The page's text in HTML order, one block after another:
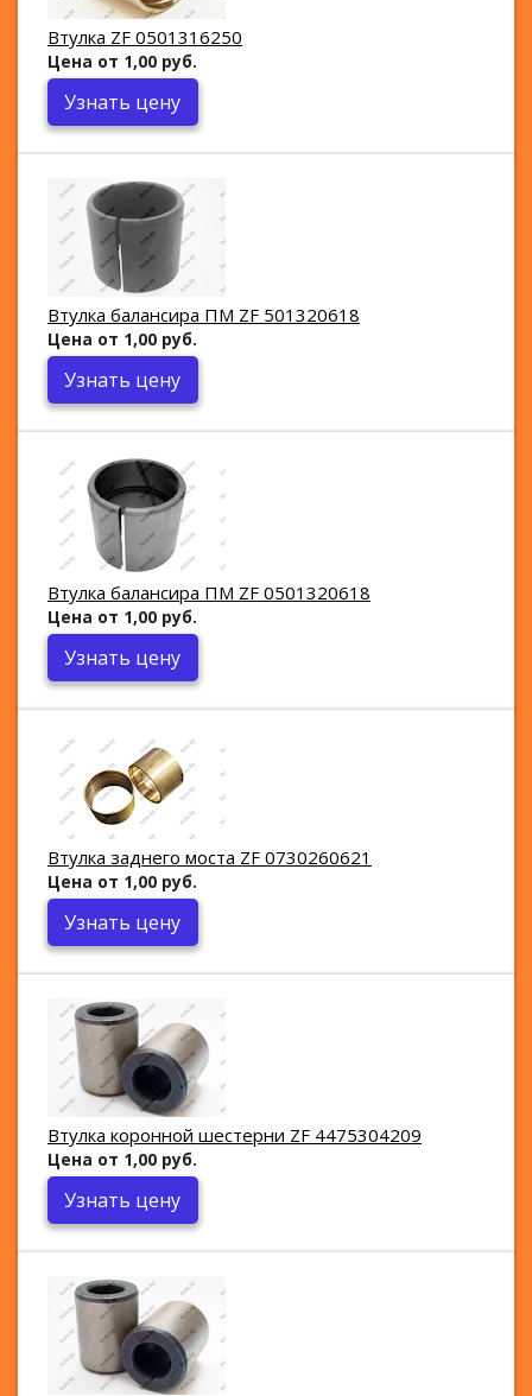
Втулка ZF 0501316250
Цена от 1,00 руб.
Узнать цену
Втулка балансира ПМ ZF 501320618
Цена от 1,00 руб.
Узнать цену
Втулка балансира ПМ ZF 0501320618
Цена от 1,00 руб.
Узнать цену
Втулка заднего моста ZF 0730260621
Цена от 1,00 руб.
Узнать цену
Втулка коронной шестерни ZF 4475304209
Цена от 1,00 руб.
Узнать цену